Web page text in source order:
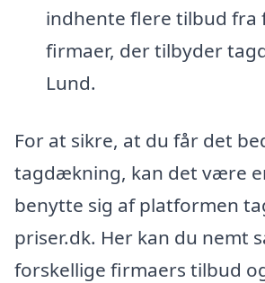
indhente flere tilbud fra
firmaer, der tilbyder
Lund.
For at sikre, at du får det
tagdækning, kan det være
benytte sig af platformen
priser.dk. Her kan du nemt
forskellige firmaers tilbud